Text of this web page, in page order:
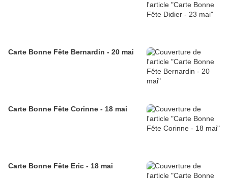
Carte Bonne Fête Bernardin - 20 mai
Carte Bonne Fête Corinne - 18 mai
Carte Bonne Fête Eric - 18 mai